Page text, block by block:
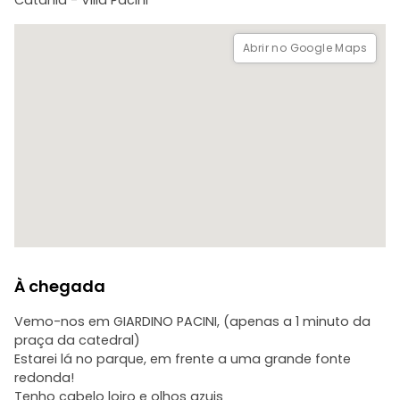
Abrir no Google Maps
À chegada
Vemo-nos em GIARDINO PACINI, (apenas a 1 minuto da
praça da catedral)
Estarei lá no parque, em frente a uma grande fonte
redonda!
Tenho cabelo loiro e olhos azuis